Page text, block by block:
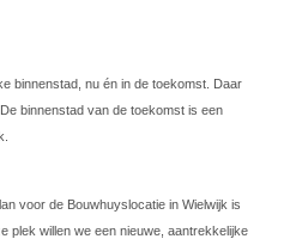
binnenstad, nu én in de toekomst. Daar
binnenstad van de toekomst is een
voor de Bouwhuyslocatie in Wielwijk is
plek willen we een nieuwe, aantrekkelijke